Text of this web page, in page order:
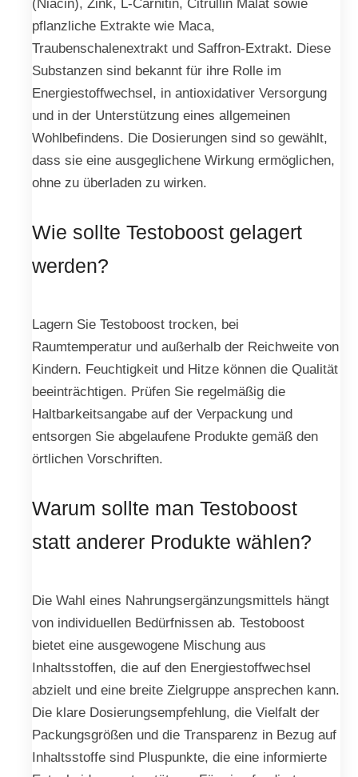
pflanzliche Extrakte wie Maca,
Traubenschalenextrakt und Saffron-Extrakt. Diese
Substanzen sind bekannt für ihre Rolle im
Energiestoffwechsel, in antioxidativer Versorgung
und in der Unterstützung eines allgemeinen
Wohlbefindens. Die Dosierungen sind so gewählt,
dass sie eine ausgeglichene Wirkung ermöglichen,
ohne zu überladen zu wirken.
Wie sollte Testoboost gelagert
werden?
Lagern Sie Testoboost trocken, bei
Raumtemperatur und außerhalb der Reichweite von
Kindern. Feuchtigkeit und Hitze können die Qualität
beeinträchtigen. Prüfen Sie regelmäßig die
Haltbarkeitsangabe auf der Verpackung und
entsorgen Sie abgelaufene Produkte gemäß den
örtlichen Vorschriften.
Warum sollte man Testoboost
statt anderer Produkte wählen?
Die Wahl eines Nahrungsergänzungsmittels hängt
von individuellen Bedürfnissen ab. Testoboost
bietet eine ausgewogene Mischung aus
Inhaltsstoffen, die auf den Energiestoffwechsel
abzielt und eine breite Zielgruppe ansprechen kann.
Die klare Dosierungsempfehlung, die Vielfalt der
Packungsgrößen und die Transparenz in Bezug auf
Inhaltsstoffe sind Pluspunkte, die eine informierte